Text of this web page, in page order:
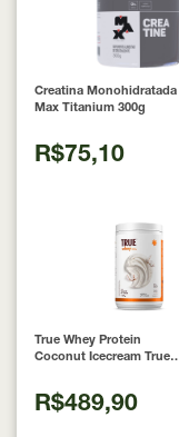
Creatina Monohidratada
Max Titanium 300g
R$75,10
True Whey Protein
Coconut Icecream True
R$489,90